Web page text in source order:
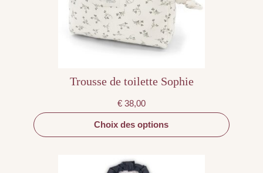
Trousse de toilette Sophie
€ 38,00
Choix des options
choisies
sur
la
page
du
produit